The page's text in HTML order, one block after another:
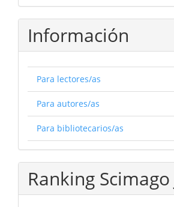
Información
Para lectores/as
Para autores/as
Para bibliotecarios/as
Ranking